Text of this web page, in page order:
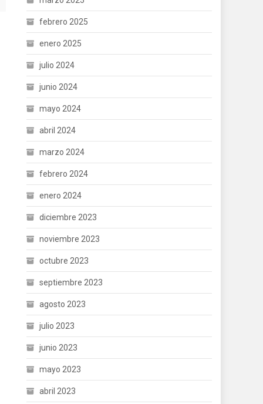
febrero 2025
enero 2025
julio 2024
junio 2024
mayo 2024
abril 2024
marzo 2024
febrero 2024
enero 2024
diciembre 2023
noviembre 2023
octubre 2023
septiembre 2023
agosto 2023
julio 2023
junio 2023
mayo 2023
abril 2023